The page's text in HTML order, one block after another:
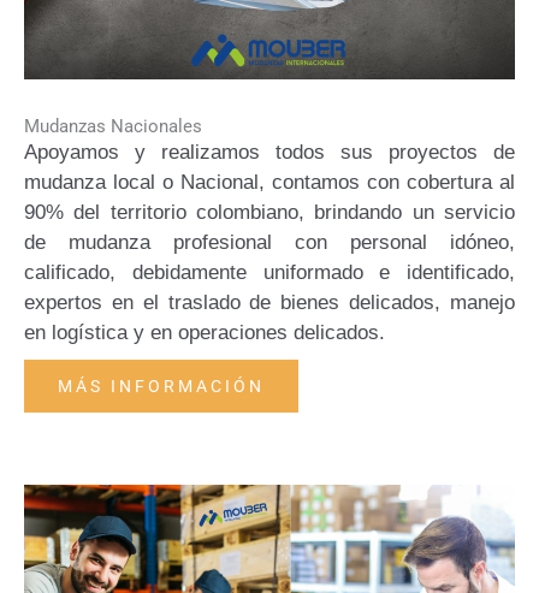
Mudanzas Nacionales
Apoyamos y realizamos todos sus proyectos de
mudanza local o Nacional, contamos con cobertura al
90% del territorio colombiano, brindando un servicio
de mudanza profesional con personal idóneo,
calificado, debidamente uniformado e identificado,
expertos en el traslado de bienes delicados, manejo
en logística y en operaciones delicados.
MÁS INFORMACIÓN